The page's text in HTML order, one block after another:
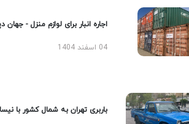
اجاره انبار برای لوازم منزل - جهان دپو
04 اسفند 1404
باربری تهران به شمال کشور با نیسان